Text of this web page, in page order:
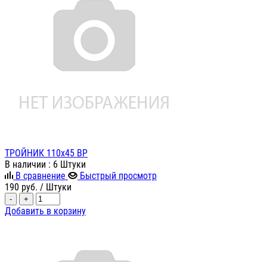
ТРОЙНИК 110х45 ВР
В наличии : 6 Штуки
В сравнение
Быстрый просмотр
190 руб. / Штуки
- +
Добавить в корзину